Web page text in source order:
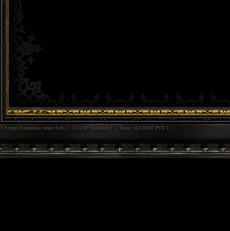
[ Script Execution time: 0.03 ] [ GZIP Enabled ] [ Time : 02:28:07 PDT ]